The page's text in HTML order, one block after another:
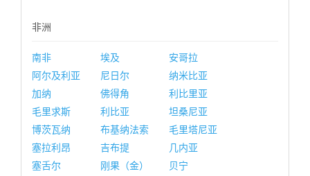
非洲
南非 埃及
安哥拉
阿尔及利亚
尼日尔
纳米比亚
加纳
佛得角
利比里亚
毛里求斯
利比亚
坦桑尼亚
博茨瓦纳
布基纳法索
毛里塔尼亚
塞拉利昂
吉布提
几内亚
塞舌尔
刚果（金）
贝宁